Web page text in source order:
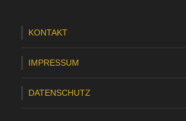
a
c
h
KONTAKT
IMPRESSUM
DATENSCHUTZ